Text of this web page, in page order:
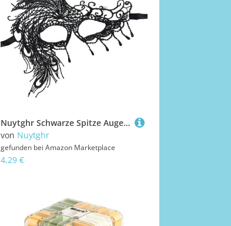
Nuytghr Schwarze Spitze Augenmaske | Damen Cosplay Gesichtsmaske - Halloween Karneval Blindfold für Damen Teenager Mädchen Bühnenauftritt Geburtstag
von Nuytghr
gefunden bei Amazon Marketplace
4,29 €